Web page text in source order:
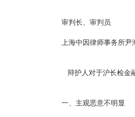
审判长、审判员
上海中因律师事务所尹
辩护人对于沪长检金
一、主观恶意不明显